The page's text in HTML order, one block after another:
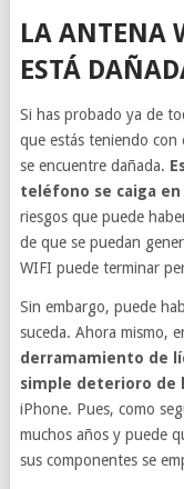
LA ANTENA
ESTÁ
Si has probado ya de
que estás teniendo con
se encuentre dañada.
teléfono se caiga en
riesgos que puede
de que se puedan
WIFI puede terminar
Sin embargo, puede
suceda. Ahora mismo,
derramamiento de
simple deterioro de
iPhone. Pues, como
muchos años y puede
sus componentes se